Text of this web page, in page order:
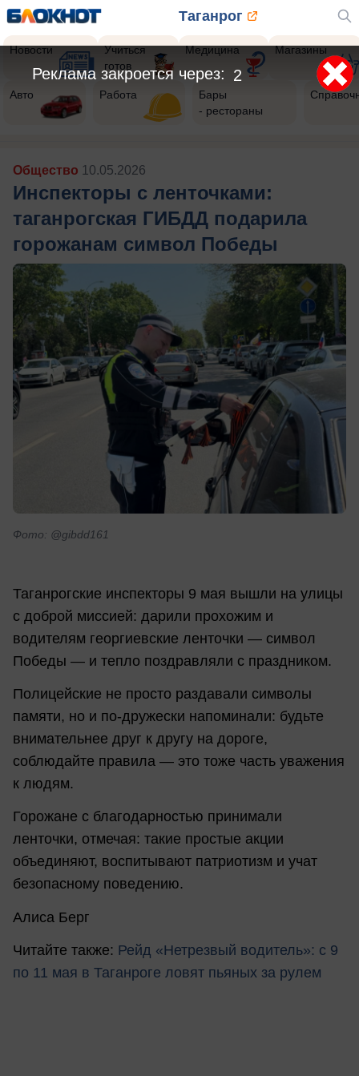
Таганрог
Новости
Учиться
готов
Медицина Магазины
Авто Работа
Бары
- рестораны
Общество 10.05.2026
Инспекторы с ленточками:
таганрогская ГИБДД подарила
горожанам символ Победы
Фото: @gibdd161
Таганрогские инспекторы 9 мая вышли на улицы
с доброй миссией: дарили прохожим и
водителям георгиевские ленточки — символ
Победы — и тепло поздравляли с праздником.
Полицейские не просто раздавали символы
памяти, но и по-дружески напоминали: будьте
внимательнее друг к другу на дороге,
соблюдайте правила — это тоже часть уважения
к людям.
Горожане с благодарностью принимали
ленточки, отмечая: такие простые акции
объединяют, воспитывают патриотизм и учат
безопасному поведению.
Алиса Берг
Читайте также: Рейд «Нетрезвый водитель»: с 9
по 11 мая в Таганроге ловят пьяных за рулем